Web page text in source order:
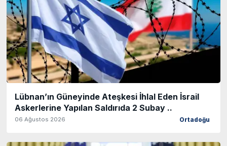
Lübnan’ın Güneyinde Ateşkesi İhlal Eden İsrail
Askerlerine Yapılan Saldırıda 2 Subay ..
06 Ağustos 2026 Ortadoğu